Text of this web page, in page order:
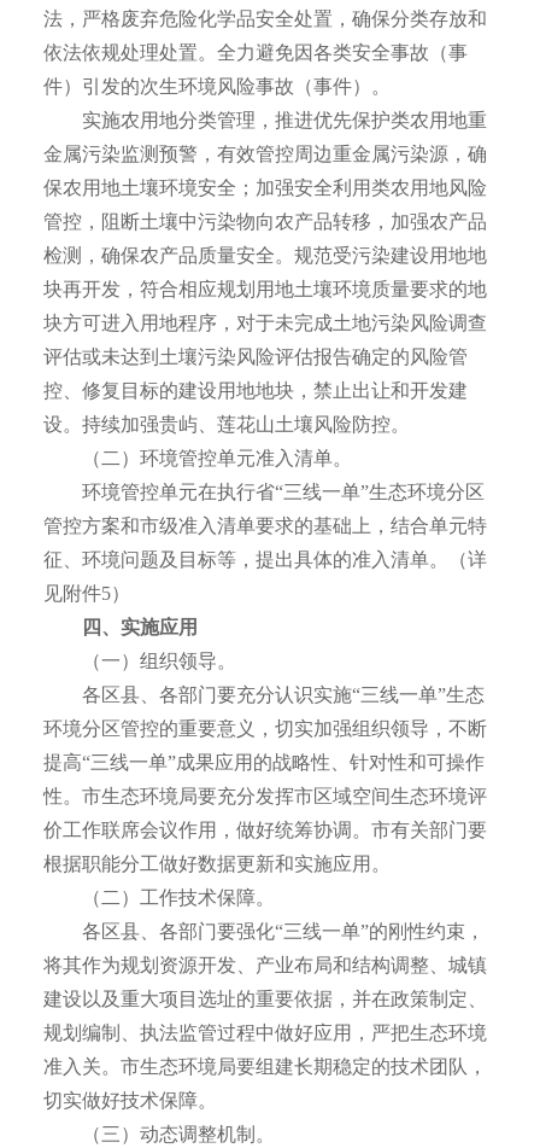
法，严格废弃危险化学品安全处置，确保分类存放和
依法依规处理处置。全力避免因各类安全事故（事
件）引发的次生环境风险事故（事件）。
实施农用地分类管理，推进优先保护类农用地重
金属污染监测预警，有效管控周边重金属污染源，确
保农用地土壤环境安全；加强安全利用类农用地风险
管控，阻断土壤中污染物向农产品转移，加强农产品
检测，确保农产品质量安全。规范受污染建设用地地
块再开发，符合相应规划用地土壤环境质量要求的地
块方可进入用地程序，对于未完成土地污染风险调查
评估或未达到土壤污染风险评估报告确定的风险管
控、修复目标的建设用地地块，禁止出让和开发建
设。持续加强贵屿、莲花山土壤风险防控。
（二）环境管控单元准入清单。
环境管控单元在执行省“三线一单”生态环境分区
管控方案和市级准入清单要求的基础上，结合单元特
征、环境问题及目标等，提出具体的准入清单。（详
见附件5）
四、实施应用
（一）组织领导。
各区县、各部门要充分认识实施“三线一单”生态
环境分区管控的重要意义，切实加强组织领导，不断
提高“三线一单”成果应用的战略性、针对性和可操作
性。市生态环境局要充分发挥市区域空间生态环境评
价工作联席会议作用，做好统筹协调。市有关部门要
根据职能分工做好数据更新和实施应用。
（二）工作技术保障。
各区县、各部门要强化“三线一单”的刚性约束，
将其作为规划资源开发、产业布局和结构调整、城镇
建设以及重大项目选址的重要依据，并在政策制定、
规划编制、执法监管过程中做好应用，严把生态环境
准入关。市生态环境局要组建长期稳定的技术团队，
切实做好技术保障。
（三）动态调整机制。